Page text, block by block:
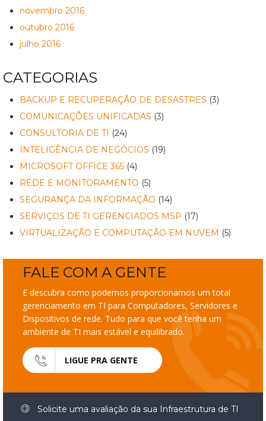
novembro 2016
outubro 2016
julho 2016
CATEGORIAS
BACKUP E RECUPERAÇÃO DE DESASTRES (3)
COMUNICAÇÕES UNIFICADAS (3)
CONSULTORIA DE TI (24)
INTELIGÊNCIA DE NEGÓCIOS (19)
MICROSOFT OFFICE 365 (4)
REDE E MONITORAMENTO (5)
SEGURANÇA DA INFORMAÇÃO (14)
SERVIÇOS DE TI GERENCIADOS MSP (17)
VIRTUALIZAÇÃO E COMPUTAÇÃO EM NUVEM (5)
FALE COM A GENTE
E descubra como podemos proporcionamos um total
gerenciamento em TI para Computadores, Servidores e
Dispositivos de rede. Tudo para que você tenha um
ambiente de TI mais estável e equilibrado.
LIGUE PRA GENTE
Solicite uma avaliação da sua Infraestrutura de TI